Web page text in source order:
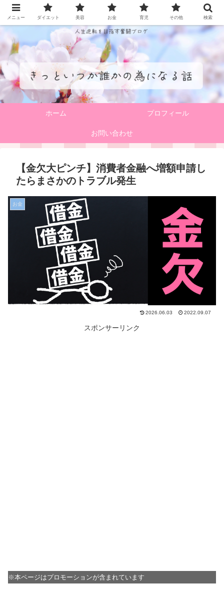
ホーム プロフィール
お問い合わせ
【金欠大ピンチ】消費者金融へ増額申請し
たらまさかのトラブル発生
お金
2026.06.03 2022.09.07
スポンサーリンク
※本ページはプロモーションが含まれています
メニュー ダイエット 美容 お金 育児 その他 検索